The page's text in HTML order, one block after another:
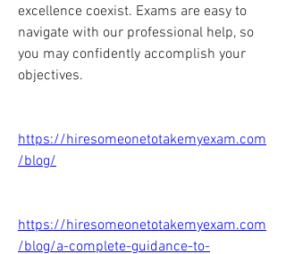
excellence coexist. Exams are easy to
navigate with our professional help, so
you may confidently accomplish your
objectives.
https://hiresomeonetotakemyexam.com
/blog/
https://hiresomeonetotakemyexam.com
/blog/a-complete-guidance-to-